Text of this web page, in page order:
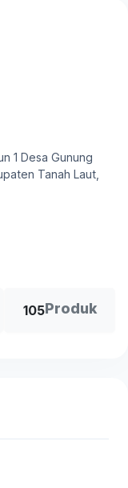
1 Desa Gunung
Tanah Laut,
105Produk